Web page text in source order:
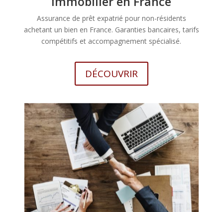
Assurance de prêt expatrié pour non-résidents
achetant un bien en France. Garanties bancaires, tarifs
compétitifs et accompagnement spécialisé.
DÉCOUVRIR